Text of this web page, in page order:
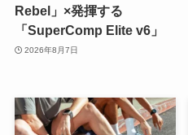
Rebel」×発揮する
「SuperComp Elite v6」
2026年8月7日